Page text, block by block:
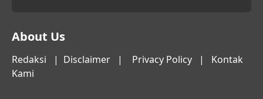
About Us
Redaksi | Disclaimer | Privacy Policy | Kontak
Kami